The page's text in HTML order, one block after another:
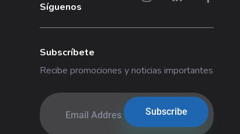
Síguenos
Subscríbete
Recibe promociones y noticias importantes